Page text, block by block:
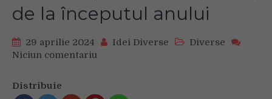
de la începutul anului
29 aprilie 2024 Idei Diverse
Diverse
Niciun comentariu
de
Distribuie